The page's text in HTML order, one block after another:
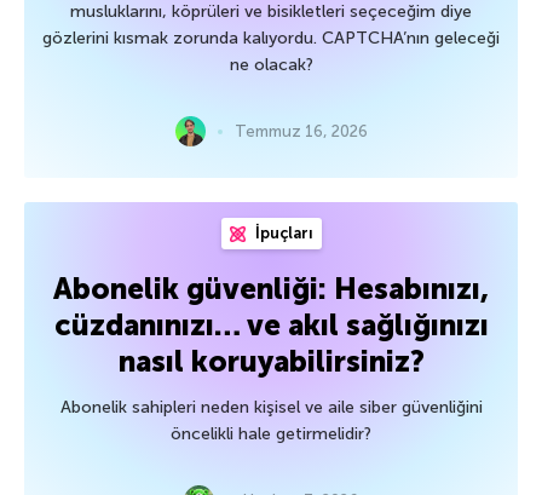
musluklarını, köprüleri ve bisikletleri seçeceğim diye
gözlerini kısmak zorunda kalıyordu. CAPTCHA’nın geleceği
ne olacak?
Temmuz 16, 2026
İpuçları
Abonelik güvenliği: Hesabınızı,
cüzdanınızı… ve akıl sağlığınızı
nasıl koruyabilirsiniz?
Abonelik sahipleri neden kişisel ve aile siber güvenliğini
öncelikli hale getirmelidir?